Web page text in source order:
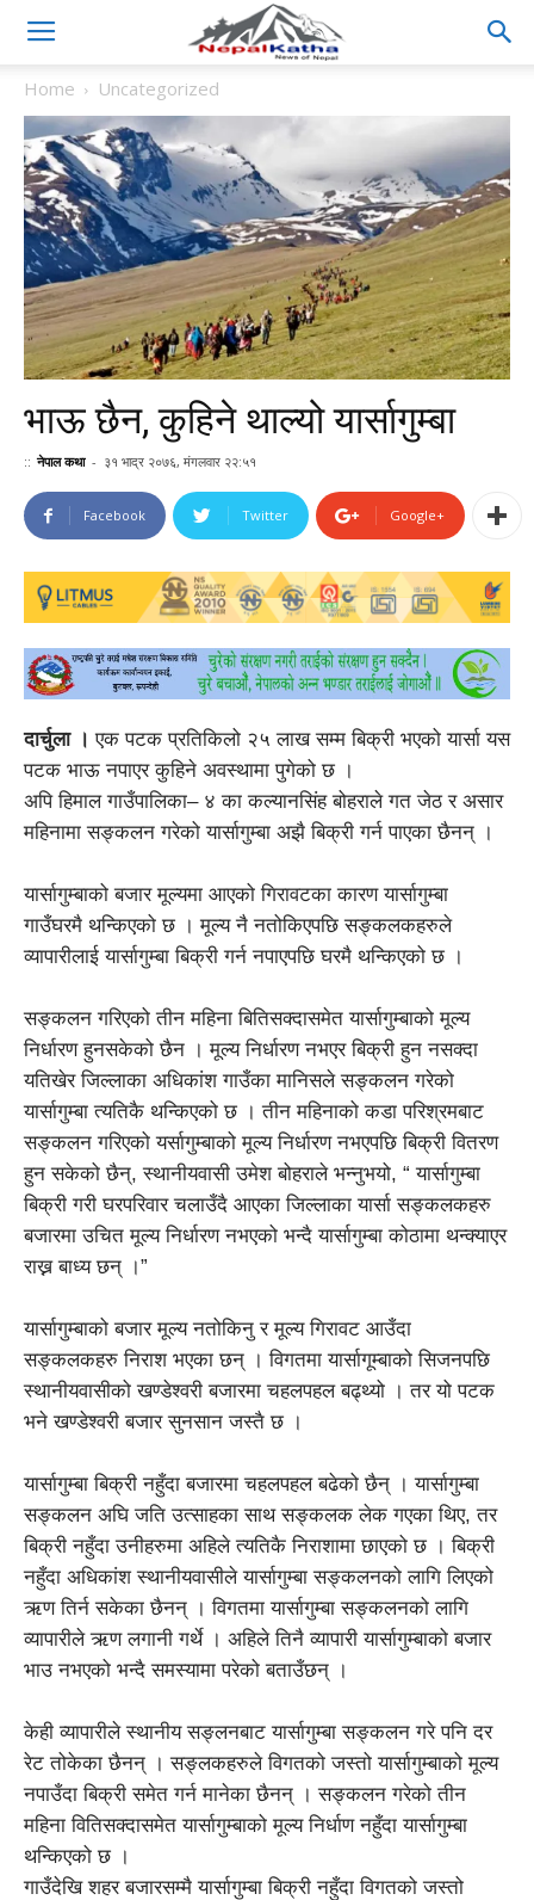
Home Uncategorized
भाऊ छैन, कुहिने थाल्यो यार्सागुम्बा
:: नेपाल कथा - ३१ भाद्र २०७६, मंगलवार २२:५१
Facebook Twitter Google+
दार्चुला ।एक पटक प्रतिकिलो २५ लाख सम्म बिक्री भएको यार्सा यस
पटक भाऊ नपाएर कुहिने अवस्थामा पुगेको छ ।
अपि हिमाल गाउँपालिका– ४ का कल्यानसिंह बोहराले गत जेठ र असार
महिनामा सङ्कलन गरेको यार्सागुम्बा अझै बिक्री गर्न पाएका छैनन् ।
यार्सागुम्बाको बजार मूल्यमा आएको गिरावटका कारण यार्सागुम्बा
गाउँघरमै थन्किएको छ । मूल्य नै नतोकिएपछि सङ्कलकहरुले
व्यापारीलाई यार्सागुम्बा बिक्री गर्न नपाएपछि घरमै थन्किएको छ ।
सङ्कलन गरिएको तीन महिना बितिसक्दासमेत यार्सागुम्बाको मूल्य
निर्धारण हुनसकेको छैन । मूल्य निर्धारण नभएर बिक्री हुन नसक्दा
यतिखेर जिल्लाका अधिकांश गाउँका मानिसले सङ्कलन गरेको
यार्सागुम्बा त्यतिकै थन्किएको छ । तीन महिनाको कडा परिश्रमबाट
सङ्कलन गरिएको यर्सागुम्बाको मूल्य निर्धारण नभएपछि बिक्री वितरण
हुन सकेको छैन्, स्थानीयवासी उमेश बोहराले भन्नुभयो, “ यार्सागुम्बा
बिक्री गरी घरपरिवार चलाउँदै आएका जिल्लाका यार्सा सङ्कलकहरु
बजारमा उचित मूल्य निर्धारण नभएको भन्दै यार्सागुम्बा कोठामा थन्क्याएर
राख्न बाध्य छन् ।”
यार्सागुम्बाको बजार मूल्य नतोकिनु र मूल्य गिरावट आउँदा
सङ्कलकहरु निराश भएका छन् । विगतमा यार्सागूम्बाको सिजनपछि
स्थानीयवासीको खण्डेश्वरी बजारमा चहलपहल बढ्थ्यो । तर यो पटक
भने खण्डेश्वरी बजार सुनसान जस्तै छ ।
यार्सागुम्बा बिक्री नहुँदा बजारमा चहलपहल बढेको छैन् । यार्सागुम्बा
सङ्कलन अघि जति उत्साहका साथ सङ्कलक लेक गएका थिए, तर
बिक्री नहुँदा उनीहरुमा अहिले त्यतिकै निराशामा छाएको छ । बिक्री
नहुँदा अधिकांश स्थानीयवासीले यार्सागुम्बा सङ्कलनको लागि लिएको
ऋण तिर्न सकेका छैनन् । विगतमा यार्सागुम्बा सङ्कलनको लागि
व्यापारीले ऋण लगानी गर्थे । अहिले तिनै व्यापारी यार्सागुम्बाको बजार
भाउ नभएको भन्दै समस्यामा परेको बताउँछन् ।
केही व्यापारीले स्थानीय सङ्लनबाट यार्सागुम्बा सङ्कलन गरे पनि दर
रेट तोकेका छैनन् । सङ्लकहरुले विगतको जस्तो यार्सागुम्बाको मूल्य
नपाउँदा बिक्री समेत गर्न मानेका छैनन् । सङ्कलन गरेको तीन
महिना वितिसक्दासमेत यार्सागुम्बाको मूल्य निर्धाण नहुँदा यार्सागुम्बा
थन्किएको छ ।
गाउँदेखि शहर बजारसम्मै यार्सागुम्बा बिक्री नहुँदा विगतको जस्तो